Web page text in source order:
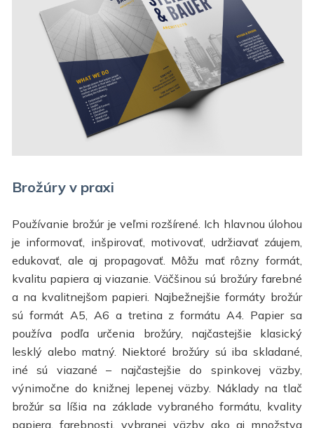
Brožúry v praxi
Používanie brožúr je veľmi rozšírené. Ich hlavnou úlohou
je informovať, inšpirovať, motivovať, udržiavať záujem,
edukovať, ale aj propagovať. Môžu mať rôzny formát,
kvalitu papiera aj viazanie. Väčšinou sú brožúry farebné
a na kvalitnejšom papieri. Najbežnejšie formáty brožúr
sú formát A5, A6 a tretina z formátu A4. Papier sa
používa podľa určenia brožúry, najčastejšie klasický
lesklý alebo matný. Niektoré brožúry sú iba skladané,
iné sú viazané – najčastejšie do spinkovej väzby,
výnimočne do knižnej lepenej väzby. Náklady na tlač
brožúr sa líšia na základe vybraného formátu, kvality
papiera, farebnosti, vybranej väzby ako aj množstva